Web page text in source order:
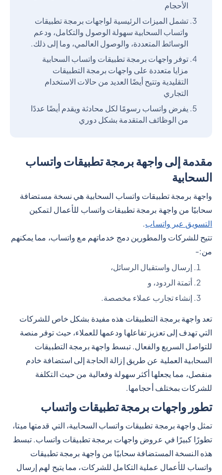
الأحجام
تشمل الميزات الرئيسية لواجهات برمجة تطبيقات
واتساب السحابية سهولة الوصول والتكامل، ودعم
الوسائط المتعددة، والوصول العالمي، وما إلى ذلك.
توفر واجهات برمجة تطبيقات واتساب السحابية
مزايا متعددة على واجهات برمجة التطبيقات
التقليدية وتتيح أيضًا العديد من حالات الاستخدام
التجاري
يفرض واتساب رسومًا لكل محادثة ويقدم أيضًا عددًا
من الوظائف المتقدمة بشكل دوري
مقدمة إلى واجهة برمجة تطبيقات واتساب
السحابية
واجهة برمجة تطبيقات واتساب السحابية هي نسخة مستضافة
سحابيًا من واجهة برمجة تطبيقات واتساب للأعمال لتمكين
التسويق عبر واتساب.
تتيح للشركات والمطورين دمج خدماتهم مع واتساب، مما يمكنهم
من:-
إرسال واستقبال الرسائل،
أتمتة الردود، و
إنشاء تجارب عملاء مخصصة.
تعد واجهة برمجة التطبيقات هذه مفيدة بشكل خاص للشركات
التي تهدف إلى تعزيز تفاعلها ودعمها للعملاء، حيث توفر منصة
للتواصل السريع والفعال. تبسط واجهة برمجة التطبيقات
السحابية العملية عن طريق إزالة الحاجة إلى استضافة خادم
منفصل، مما يجعلها أكثر سهولة وفعالية من حيث التكلفة
للشركات بمختلف أحجامها.
تطور واجهات برمجة تطبيقات واتساب
تمثل واجهة برمجة تطبيقات واتساب السحابية، التي قدمتها ميتا،
تطورًا كبيرًا في عروض واجهات برمجة تطبيقات واتساب. تبسط
هذه النسخة المستضافة سحابيًا من واجهة برمجة تطبيقات
واتساب للأعمال عملية التكامل للشركات، مما يتيح لهم إرسال